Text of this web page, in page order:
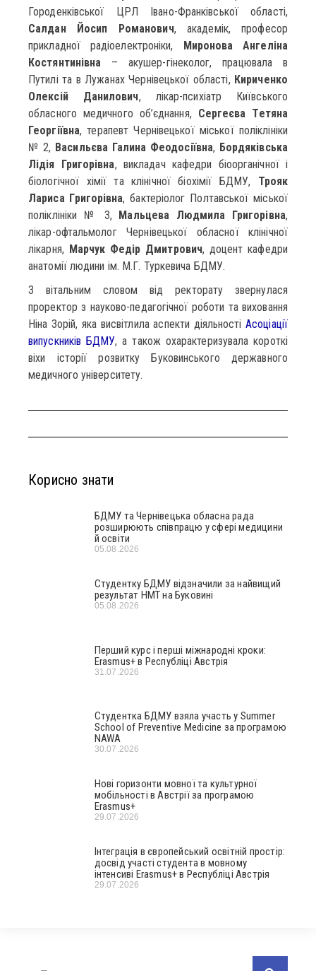
Городенківської ЦРЛ Івано-Франківської області,
Салдан Йосип
Романович, академік, професор
прикладної радіоелектроніки, Миронова Ангеліна
Костянтинівна – акушер-гінеколог, працювала в
Путилі та в Лужанах Чернівецької області, Кириченко
Олексій Данилович, лікар-психіатр Київського
обласного медичного об’єднання, Сергеєва Тетяна
Георгіївна, терапевт Чернівецької міської поліклініки
№ 2, Васильєва Галина Феодосіївна, Бордяківська
Лідія Григорівна, викладач кафедри біоорганічної і
біологічної хімії та клінічної біохімії БДМУ, Трояк
Лариса Григорівна, бактеріолог Полтавської міської
поліклініки № 3, Мальцева Людмила Григорівна,
лікар-офтальмолог Чернівецької обласної клінічної
лікарня, Марчук Федір Дмитрович, доцент кафедри
анатомії людини ім. М.Г. Туркевича БДМУ.
З вітальним словом від ректорату звернулася
проректор з науково-педагогічної роботи та виховання
Ніна Зорій, яка висвітлила аспекти діяльностіАсоціації
випускників БДМУ, а також охарактеризувала короткі
віхи історії розвитку Буковинського державного
медичного університету.
Корисно знати
БДМУ та Чернівецька обласна рада
розширюють співпрацю у сфері медицини
й освіти
05.08.2026
Студентку БДМУ відзначили за найвищий
результат НМТ на Буковині
05.08.2026
Перший курс і перші міжнародні кроки:
Erasmus+ в Республіці Австрія
31.07.2026
Студентка БДМУ взяла участь у Summer
School of Preventive Medicine за програмою
NAWA
30.07.2026
Нові горизонти мовної та культурної
мобільності в Австрії за програмою
Erasmus+
29.07.2026
Інтеграція в європейський освітній простір:
досвід участі студента в мовному
інтенсиві Erasmus+ в Республіці Австрія
29.07.2026